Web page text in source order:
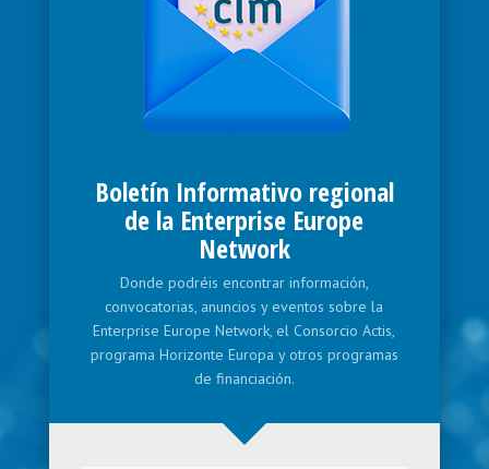
Boletín Informativo regional
de la Enterprise Europe
Network
Donde podréis encontrar información,
convocatorias, anuncios y eventos sobre la
Enterprise Europe Network, el Consorcio Actis,
programa Horizonte Europa y otros programas
de financiación.